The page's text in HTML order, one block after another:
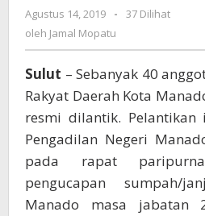
Agustus 14, 2019
oleh
Jamal
-
37 Dilihat
oleh Jamal Mopatu
Sulut – Sebanyak 40
Rakyat Daerah Kota
resmi dilantik. Pelantikan
Pengadilan Negeri
pada rapat
pengucapan sumpah/
Manado masa jabatan